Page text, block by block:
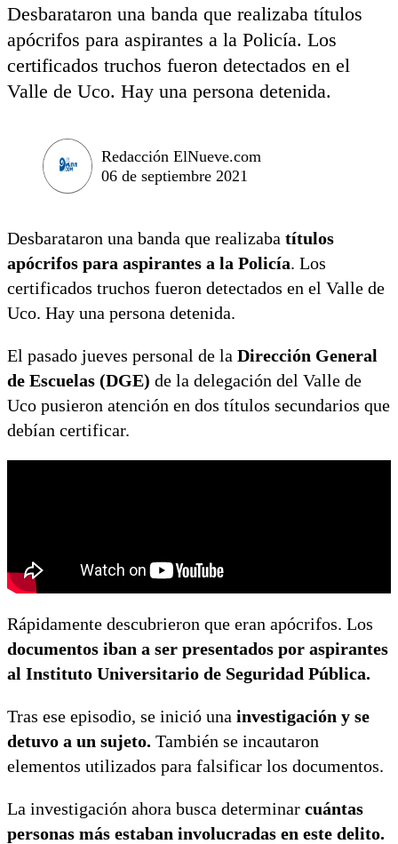
Desbarataron una banda que realizaba títulos
apócrifos para aspirantes a la Policía. Los
certificados truchos fueron detectados en el
Valle de Uco. Hay una persona detenida.
Redacción ElNueve.com
06 de septiembre 2021
Desbarataron una banda que realizaba títulos
apócrifos para aspirantes a la Policía. Los
certificados truchos fueron detectados en el Valle de
Uco. Hay una persona detenida.
El pasado jueves personal de la Dirección General
de Escuelas (DGE) de la delegación del Valle de
Uco pusieron atención en dos títulos secundarios que
debían certificar.
Rápidamente descubrieron que eran apócrifos. Los
documentos iban a ser presentados por aspirantes
al Instituto Universitario de Seguridad Pública.
Tras ese episodio, se inició una investigación y se
detuvo a un sujeto. También se incautaron
elementos utilizados para falsificar los documentos.
La investigación ahora busca determinar cuántas
personas más estaban involucradas en este delito.